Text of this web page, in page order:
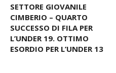
SETTORE GIOVANILE
CIMBERIO – QUARTO
SUCCESSO DI FILA PER
L’UNDER 19. OTTIMO
ESORDIO PER L’UNDER 13